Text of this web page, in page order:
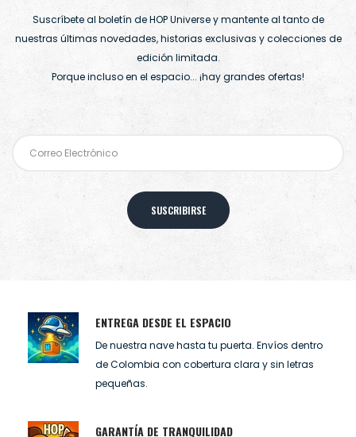
Suscríbete al boletín de HOP Universe y mantente al tanto de
nuestras últimas novedades, historias exclusivas y colecciones de
edición limitada.
Porque incluso en el espacio... ¡hay grandes ofertas!
SUSCRIBIRSE
ENTREGA DESDE EL ESPACIO
De nuestra nave hasta tu puerta. Envíos dentro
de Colombia con cobertura clara y sin letras
pequeñas.
GARANTÍA DE TRANQUILIDAD